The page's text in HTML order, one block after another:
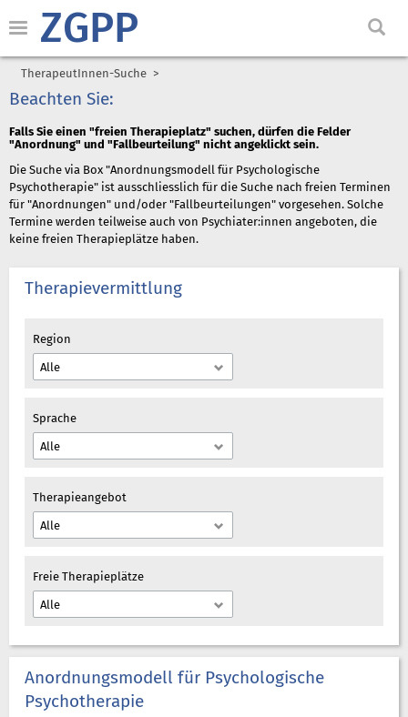
ZGPP
TherapeutInnen-Suche
Beachten Sie:
Falls Sie einen "freien Therapieplatz" suchen, dürfen die Felder
"Anordnung" und "Fallbeurteilung" nicht angeklickt sein.
Die Suche via Box "Anordnungsmodell für Psychologische
Psychotherapie" ist ausschliesslich für die Suche nach freien Terminen
für "Anordnungen" und/oder "Fallbeurteilungen" vorgesehen. Solche
Termine werden teilweise auch von Psychiater:innen angeboten, die
keine freien Therapieplätze haben.
Therapievermittlung
Region
Sprache
Therapieangebot
Freie Therapieplätze
Anordnungsmodell für Psychologische
Psychotherapie